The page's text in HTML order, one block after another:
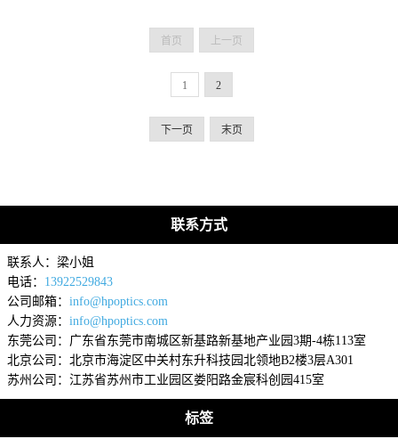
首页 上一页
1 2
下一页 末页
联系方式
联系人：梁小姐
电话： 13922529843
公司邮箱： info@hpoptics.com
人力资源： info@hpoptics.com
东莞公司：广东省东莞市南城区新基路新基地产业园3期-4栋113室
北京公司：北京市海淀区中关村东升科技园北领地B2楼3层A301
苏州公司：江苏省苏州市工业园区娄阳路金宸科创园415室
标签